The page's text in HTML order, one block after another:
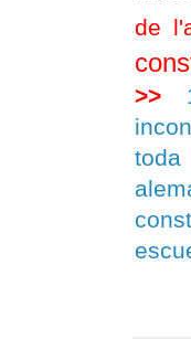
de
>>
toda